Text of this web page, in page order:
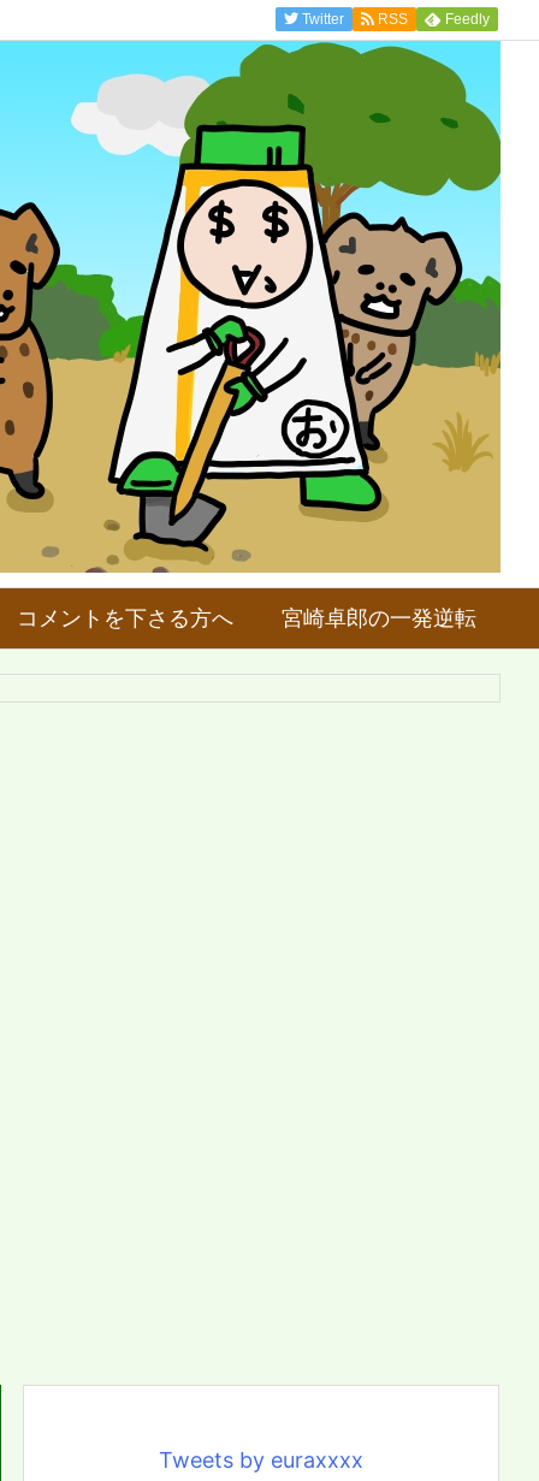
コメントを下さる方へ 宮崎卓郎の一発逆転
Twitter RSS Feedly
Tweets by euraxxxx